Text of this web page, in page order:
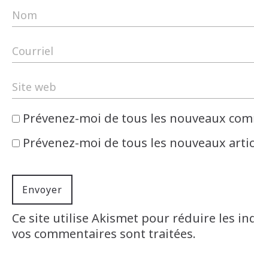
Prévenez-moi de tous les nouveaux
Prévenez-moi de tous les nouveaux
Ce site utilise Akismet pour réduire les
vos commentaires sont traitées.